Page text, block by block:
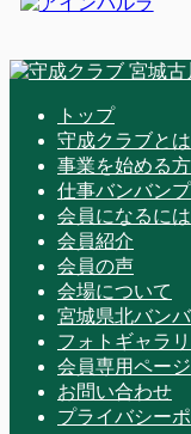
トップ
守成クラブとは
事業を始める
仕事バンバン
会員になるには
会員紹介
会員の声
会場について
宮城県北バン
フォトギャラ
会員専用ページ
お問い合わせ
プライバシー